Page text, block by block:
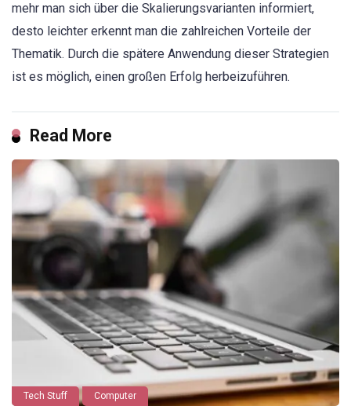
mehr man sich über die Skalierungsvarianten informiert,
desto leichter erkennt man die zahlreichen Vorteile der
Thematik. Durch die spätere Anwendung dieser Strategien
ist es möglich, einen großen Erfolg herbeizuführen.
Read More
Tech Stuff Computer